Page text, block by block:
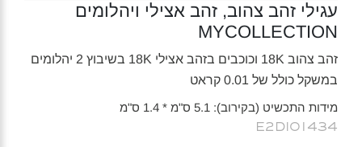
עגילי זהב צהוב, זהב אצילי ויהלומים
MYCOLLECTION
זהב צהוב 18K וכוכבים בזהב אצילי 18K בשיבוץ 2 יהלומים
במשקל כולל של 0.01 קראט
מידות התכשיט (בקירוב): 5.1 ס"מ * 1.4 ס"מ
E2DI01434